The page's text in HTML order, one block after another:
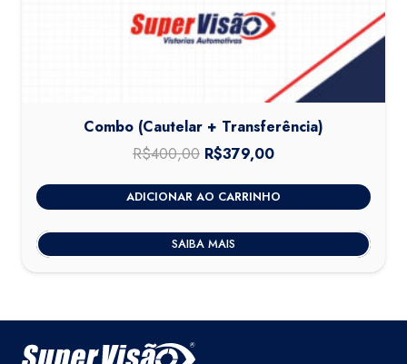
Combo (Cautelar + Transferência)
R$400,00 O
preço
original
era:
R$400,00.
R$379,00
preço
atual
é:
R$379,00.
ADICIONAR AO CARRINHO
SAIBA MAIS